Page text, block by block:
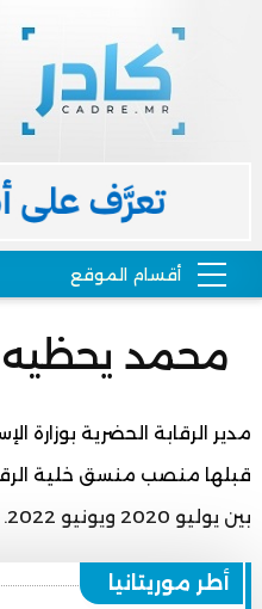
محمد يحظيه
قبلها منصب منسق خلية
بين يوليو 2020 ويونيو 2022.
أطر موريتانيا